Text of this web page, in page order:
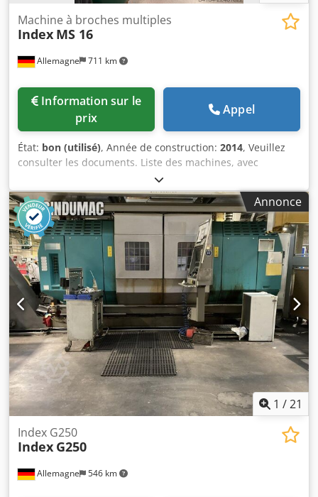
Allemagne 711 km
Machine à broches multiples
Index MS 16
prix
Appel
État: bon (utilisé), Année de construction: 2014, Veuillez
consulter les documents. Liste des machines, avec
indication des heures de fonctionnement, etc. Veuillez
consulter les documents. Cjdpfxozqtg Ao Am Uerf
Annonce
1 /21
Allemagne 546 km
Index G250
Index G250